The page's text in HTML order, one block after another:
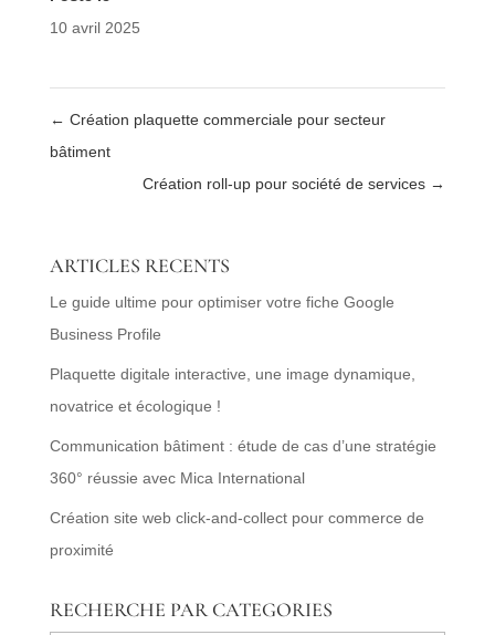
10 avril 2025
← Création plaquette commerciale pour secteur
bâtiment
Création roll-up pour société de services →
ARTICLES RECENTS
Le guide ultime pour optimiser votre fiche Google
Business Profile
Plaquette digitale interactive, une image dynamique,
novatrice et écologique !
Communication bâtiment : étude de cas d’une stratégie
360° réussie avec Mica International
Création site web click-and-collect pour commerce de
proximité
RECHERCHE PAR CATEGORIES